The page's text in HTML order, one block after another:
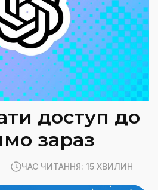
доступ до
зараз
ЧАС ЧИТАННЯ: 15 ХВИЛИН